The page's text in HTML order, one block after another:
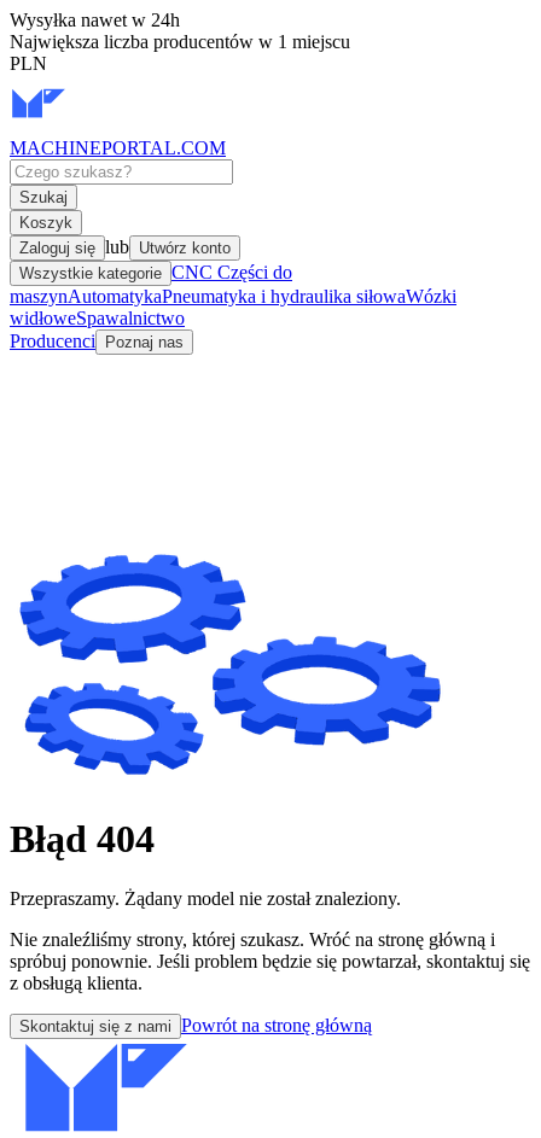
Wysyłka nawet w 24h
Największa liczba producentów w 1 miejscu
PLN
MACHINEPORTAL.COM
Szukaj
Koszyk
Zaloguj się lub Utwórz konto
Wszystkie kategorie CNC Części do
maszynAutomatykaPneumatyka i hydraulika siłowaWózki
widłoweSpawalnictwo
Producenci
Poznaj nas
Błąd 404
Przepraszamy. Żądany model nie został znaleziony.
Nie znaleźliśmy strony, której szukasz. Wróć na stronę główną i
spróbuj ponownie. Jeśli problem będzie się powtarzał, skontaktuj się
z obsługą klienta.
Skontaktuj się z nami Powrót na stronę główną